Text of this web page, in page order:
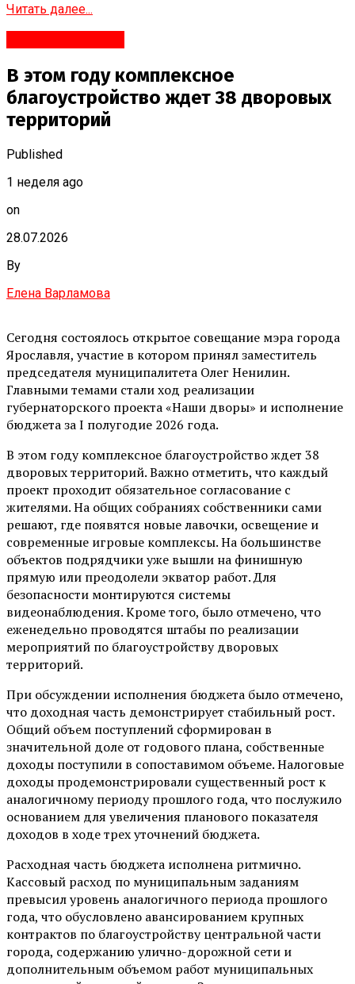
Читать далее...
В этом году комплексное
благоустройство ждет 38 дворовых
территорий
Published
1 неделя ago
on
28.07.2026
By
Елена Варламова
Сегодня состоялось открытое совещание мэра города
Ярославля, участие в котором принял заместитель
председателя муниципалитета Олег Ненилин.
Главными темами стали ход реализации
губернаторского проекта «Наши дворы» и исполнение
бюджета за I полугодие 2026 года.
В этом году комплексное благоустройство ждет 38
дворовых территорий. Важно отметить, что каждый
проект проходит обязательное согласование с
жителями. На общих собраниях собственники сами
решают, где появятся новые лавочки, освещение и
современные игровые комплексы. На большинстве
объектов подрядчики уже вышли на финишную
прямую или преодолели экватор работ. Для
безопасности монтируются системы
видеонаблюдения. Кроме того, было отмечено, что
еженедельно проводятся штабы по реализации
мероприятий по благоустройству дворовых
территорий.
При обсуждении исполнения бюджета было отмечено,
что доходная часть демонстрирует стабильный рост.
Общий объем поступлений сформирован в
значительной доле от годового плана, собственные
доходы поступили в сопоставимом объеме. Налоговые
доходы продемонстрировали существенный рост к
аналогичному периоду прошлого года, что послужило
основанием для увеличения планового показателя
доходов в ходе трех уточнений бюджета.
Расходная часть бюджета исполнена ритмично.
Кассовый расход по муниципальным заданиям
превысил уровень аналогичного периода прошлого
года, что обусловлено авансированием крупных
контрактов по благоустройству центральной части
города, содержанию улично-дорожной сети и
дополнительным объемом работ муниципальных